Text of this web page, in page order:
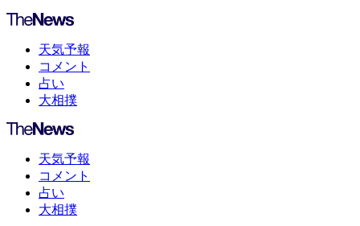
天気予報
コメント
占い
大相撲
天気予報
コメント
占い
大相撲